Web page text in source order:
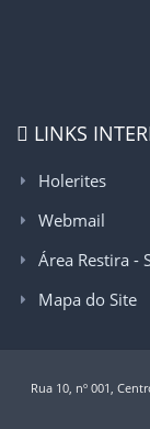
LINKS
Holerites
Webmail
Área Restira -
Mapa do Site
Rua 10, nº 001,